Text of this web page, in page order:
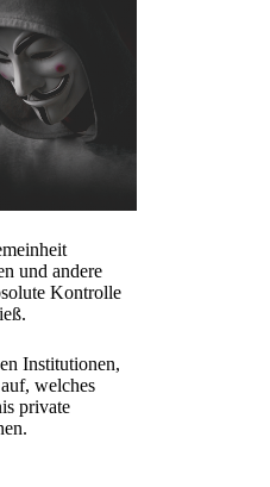
und andere
Kontrolle
Institutionen,
welches
private